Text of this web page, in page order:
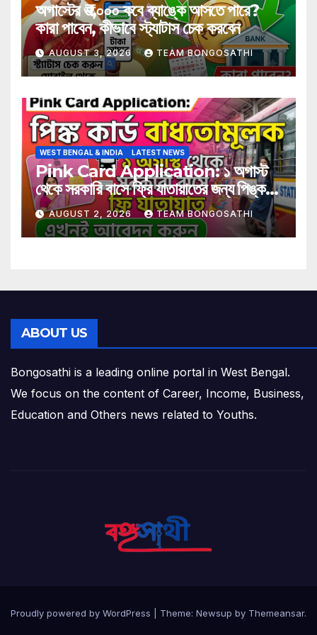
অগাস্টের ₹৩,০০০ কবে ব্যাঙ্কে আসতে পারে?
কারা পাবেন, কীভাবে স্ট্যাটাস চেক করবেন
AUGUST 3, 2026 TEAM BONGOSATHI
WEST BENGAL & INDIA LATEST NEWS
Pink Card Application: ১ অগাস্ট
থেকে সরকারি বাসে ফ্রি যাতায়াতের জন্য পিঙ্ক
কার্ড বাধ্যতামূলক? আবেদন করুন এখনই
AUGUST 2, 2026 TEAM BONGOSATHI
ABOUT US
Bongosathi is a leading online portal in West Bengal.
We focus on the content of Career, Income, Business,
Education and Others news related to Youths.
Proudly powered by WordPress Theme: Newsup by Themeansar.